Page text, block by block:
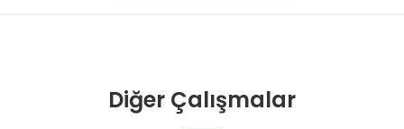
Diğer Çalışmalar